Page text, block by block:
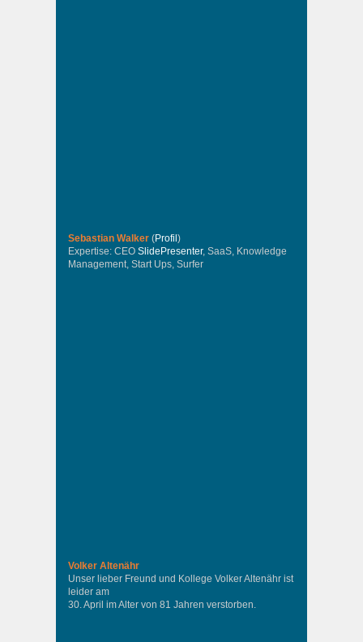
Sebastian Walker (Profil )
Expertise: CEO SlidePresenter, SaaS, Knowledge
Management, Start Ups, Surfer
Volker Altenähr
Unser lieber Freund und Kollege Volker Altenähr ist
leider am
30. April im Alter von 81 Jahren verstorben.